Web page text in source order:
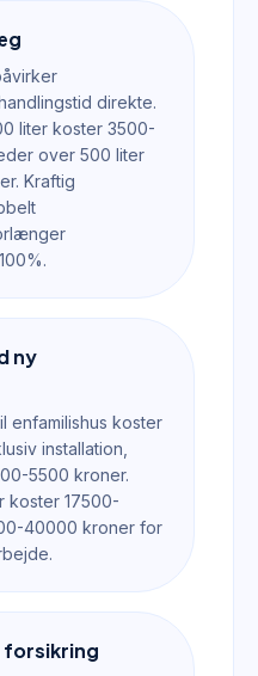
direkte.
liter koster 3500-
over 500 liter
Kraftig
ny
enfamilishus koster
installation,
5500 kroner.
koster 17500-
40000 kroner for